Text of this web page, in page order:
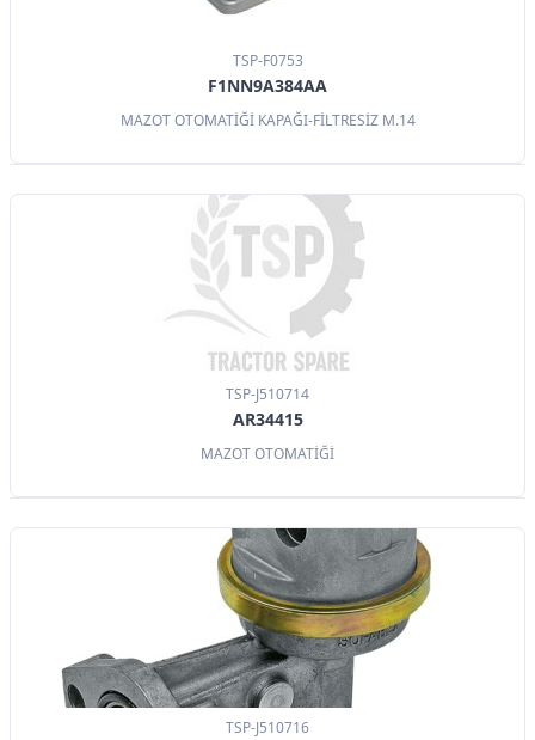
TSP-F0753
F1NN9A384AA
MAZOT OTOMATİĞİ KAPAĞI-FİLTRESİZ M.14
TSP-J510714
AR34415
MAZOT OTOMATİĞİ
TSP-J510716